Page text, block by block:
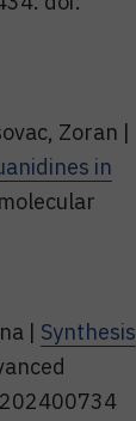
Zoran |
in
| Synthesis